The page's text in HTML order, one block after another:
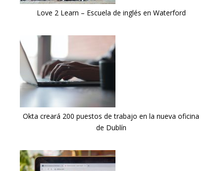
Love 2 Learn – Escuela de inglés en Waterford
Okta creará 200 puestos de trabajo en la nueva oficina
de Dublín